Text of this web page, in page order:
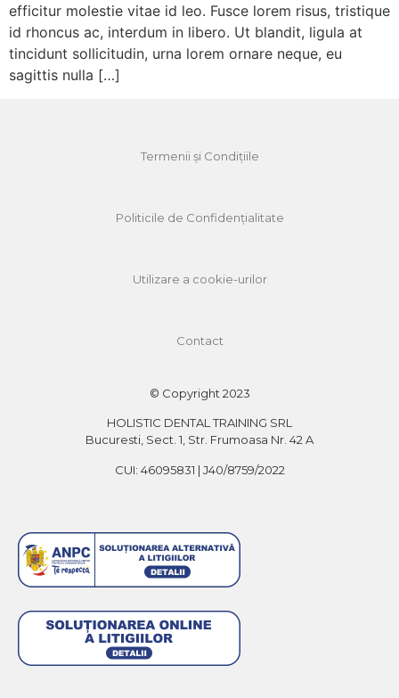
efficitur molestie vitae id leo. Fusce lorem risus, tristique
id rhoncus ac, interdum in libero. Ut blandit, ligula at
tincidunt sollicitudin, urna lorem ornare neque, eu
sagittis nulla […]
Termenii și Condițiile
Politicile de Confidențialitate
Utilizare a cookie-urilor
Contact
© Copyright 2023
HOLISTIC DENTAL TRAINING SRL
Bucuresti, Sect. 1, Str. Frumoasa Nr. 42 A
CUI: 46095831 | J40/8759/2022